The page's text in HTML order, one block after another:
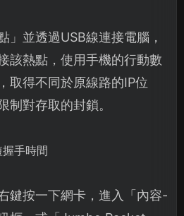
」並透過USB線連接電腦，
該熱點，使用手機的行動數
取得不同於原線路的IP位
制對存取的封鎖。
手時間
鍵按一下網卡，進入「內容-